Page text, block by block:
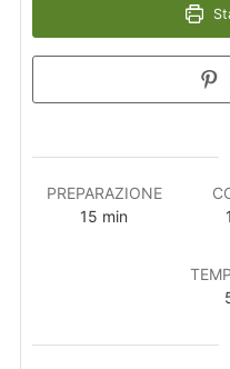
PREPARAZIONE
15 min